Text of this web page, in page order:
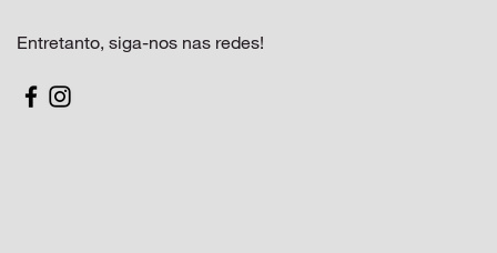
Entretanto, siga-nos nas redes!